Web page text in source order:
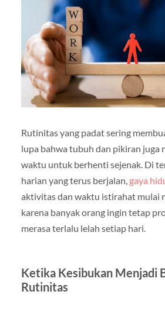
Rutinitas yang padat sering
lupa bahwa tubuh dan pikiran juga
waktu untuk berhenti sejenak. Di
harian yang terus berjalan, gaya
aktivitas dan waktu istirahat mulai
karena banyak orang ingin tetap
merasa terlalu lelah setiap hari.
Ketika Kesibukan Menjadi
Rutinitas